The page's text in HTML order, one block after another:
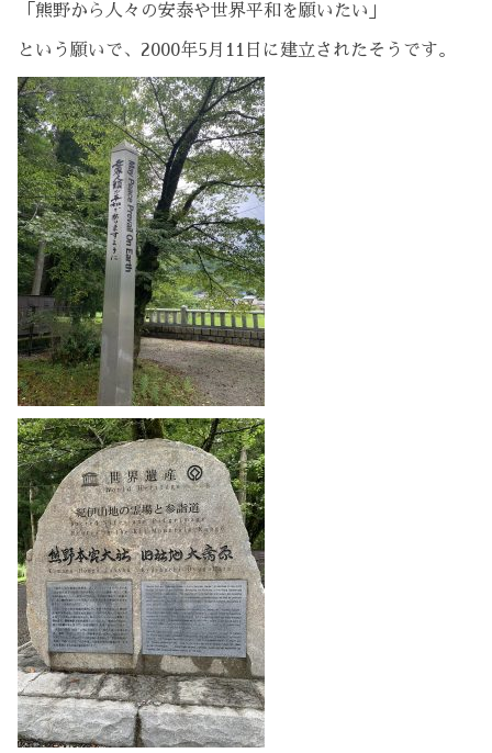
「熊野から人々の安泰や世界平和を願いたい」
という願いで、2000年5月11日に建立されたそうです。